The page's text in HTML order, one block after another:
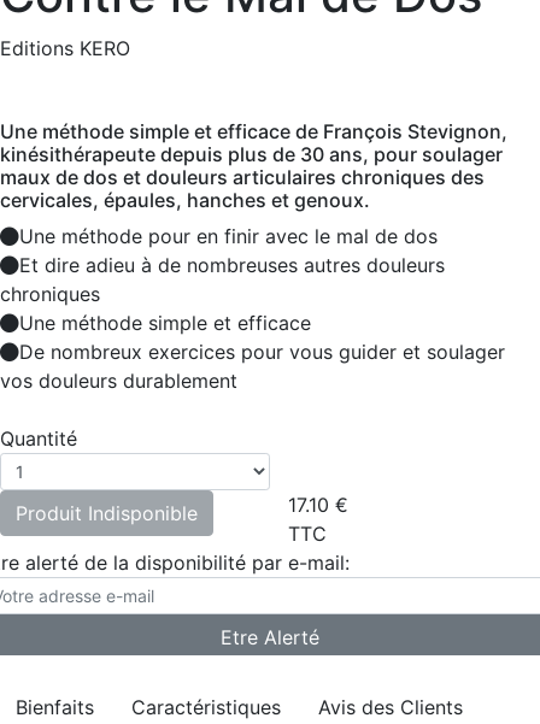
Editions KERO
Une méthode simple et efficace de François Stevignon,
kinésithérapeute depuis plus de 30 ans, pour soulager
maux de dos et douleurs articulaires chroniques des
cervicales, épaules, hanches et genoux.
Une méthode pour en finir avec le mal de dos
Et dire adieu à de nombreuses autres douleurs
chroniques
Une méthode simple et efficace
De nombreux exercices pour vous guider et soulager
vos douleurs durablement
Quantité
Produit Indisponible 17.10 €
TTC
alerté de la disponibilité par e-mail:
Bienfaits Caractéristiques
Avis des Clients